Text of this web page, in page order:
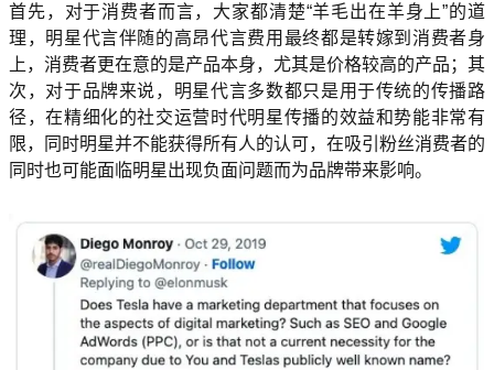
首先，对于消费者而言，大家都清楚“羊毛出在羊身上”的道
理，明星代言伴随的高昂代言费用最终都是转嫁到消费者身
上，消费者更在意的是产品本身，尤其是价格较高的产品；其
次，对于品牌来说，明星代言多数都只是用于传统的传播路
径，在精细化的社交运营时代明星传播的效益和势能非常有
限，同时明星并不能获得所有人的认可，在吸引粉丝消费者的
同时也可能面临明星出现负面问题而为品牌带来影响。